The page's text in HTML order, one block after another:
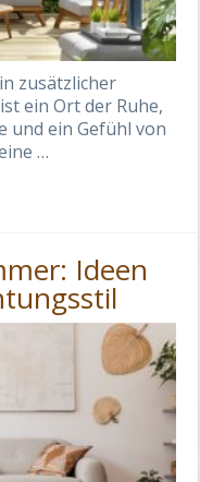
zusätzlicher
ein Ort der Ruhe,
und ein Gefühl von
…
Ideen